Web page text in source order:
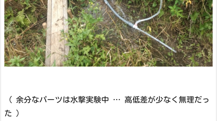
（ 余分なパーツは水撃実験中 … 高低差が少なく無理だっ
た ）